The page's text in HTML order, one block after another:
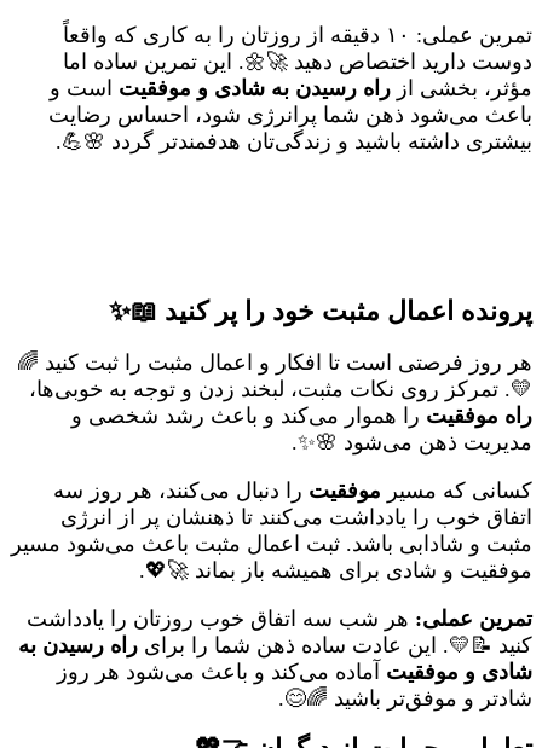
تمرین عملی: ۱۰ دقیقه از روزتان را به کاری که واقعاً
دوست دارید اختصاص دهید 🚀🌼. این تمرین ساده اما
مؤثر، بخشی از راه رسیدن به شادی و موفقیت است و
باعث می‌شود ذهن شما پرانرژی شود، احساس رضایت
بیشتری داشته باشید و زندگی‌تان هدفمندتر گردد 🌸💪.
پرونده اعمال مثبت خود را پر کنید 📖✨
هر روز فرصتی است تا افکار و اعمال مثبت را ثبت کنید 🌈
💛. تمرکز روی نکات مثبت، لبخند زدن و توجه به خوبی‌ها،
راه موفقیت را هموار می‌کند و باعث رشد شخصی و
مدیریت ذهن می‌شود 🌸✨.
کسانی که مسیر موفقیت را دنبال می‌کنند، هر روز سه
اتفاق خوب را یادداشت می‌کنند تا ذهنشان پر از انرژی
مثبت و شادابی باشد. ثبت اعمال مثبت باعث می‌شود مسیر
موفقیت و شادی برای همیشه باز بماند 🚀💖.
تمرین عملی: هر شب سه اتفاق خوب روزتان را یادداشت
کنید 📝💛. این عادت ساده ذهن شما را برای راه رسیدن به
شادی و موفقیت آماده می‌کند و باعث می‌شود هر روز
شادتر و موفق‌تر باشید 🌈😊.